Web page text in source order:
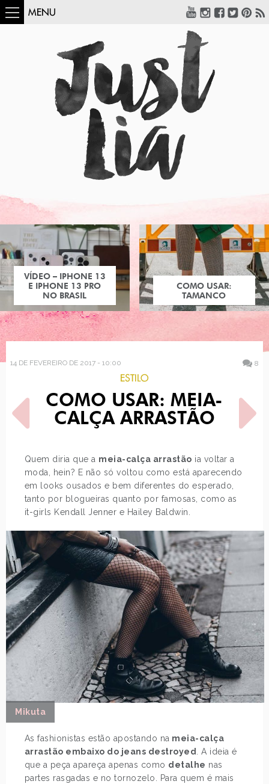
MENU
COMO USAR:
TAMANCO
14 DE FEVEREIRO DE 2017 - 10:00 8
ESTILO
COMO USAR: MEIA-
CALÇA ARRASTÃO
Quem diria que a meia-calça arrastão ia voltar a
moda, hein? E não só voltou como está aparecendo
em looks ousados e bem diferentes do esperado,
tanto por blogueiras quanto por famosas, como as
it-girls Kendall Jenner e Hailey Baldwin.
Mikuta
As fashionistas estão apostando na meia-calça
arrastão embaixo do jeans destroyed. A ideia é
que a peça apareça apenas como detalhe nas
partes rasgadas e no tornozelo. Para quem é mais
POST ANTERIOR
A LINHA DE BARBIES DA
MULHER-MARAVILHA
PRÓXIMO POST
RECEITAS MINÚSCULAS